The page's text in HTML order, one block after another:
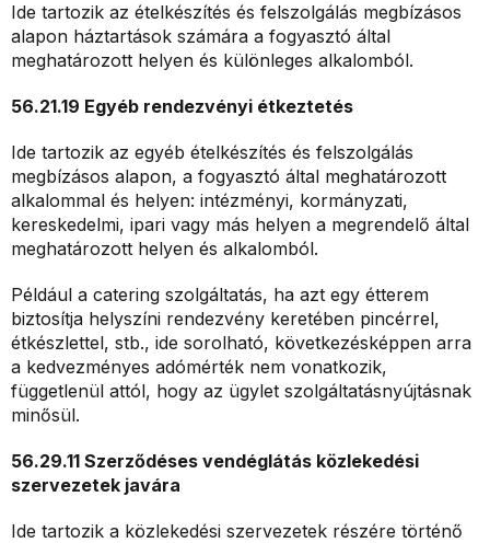
Ide tartozik az ételkészítés és felszolgálás megbízásos
alapon háztartások számára a fogyasztó által
meghatározott helyen és különleges alkalomból.
56.21.19 Egyéb rendezvényi étkeztetés
Ide tartozik az egyéb ételkészítés és felszolgálás
megbízásos alapon, a fogyasztó által meghatározott
alkalommal és helyen: intézményi, kormányzati,
kereskedelmi, ipari vagy más helyen a megrendelő által
meghatározott helyen és alkalomból.
Például a catering szolgáltatás, ha azt egy étterem
biztosítja helyszíni rendezvény keretében pincérrel,
étkészlettel, stb., ide sorolható, következésképpen arra
a kedvezményes adómérték nem vonatkozik,
függetlenül attól, hogy az ügylet szolgáltatásnyújtásnak
minősül.
56.29.11 Szerződéses vendéglátás közlekedési
szervezetek javára
Ide tartozik a közlekedési szervezetek részére történő